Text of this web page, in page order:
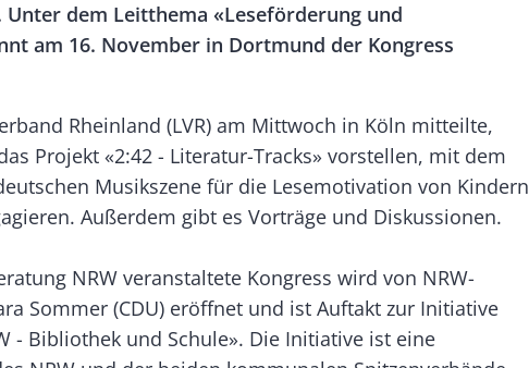
Rectangle
Right
dem Leitthema «Leseförderung und
am 16. November in Dortmund der Kongress
Rheinland (LVR) am Mittwoch in Köln mitteilte,
Projekt «2:42 - Literatur-Tracks» vorstellen, mit dem
Musikszene für die Lesemotivation von Kindern
Außerdem gibt es Vorträge und Diskussionen.
NRW veranstaltete Kongress wird von NRW-
Sommer (CDU) eröffnet und ist Auftakt zur Initiative
- Bibliothek und Schule». Die Initiative ist eine